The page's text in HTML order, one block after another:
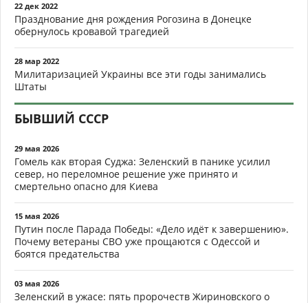
22 дек 2022
Празднование дня рождения Рогозина в Донецке
обернулось кровавой трагедией
28 мар 2022
Милитаризацией Украины все эти годы занимались
Штаты
БЫВШИЙ СССР
29 мая 2026
Гомель как вторая Суджа: Зеленский в панике усилил
север, но переломное решение уже принято и
смертельно опасно для Киева
15 мая 2026
Путин после Парада Победы: «Дело идёт к завершению».
Почему ветераны СВО уже прощаются с Одессой и
боятся предательства
03 мая 2026
Зеленский в ужасе: пять пророчеств Жириновского о